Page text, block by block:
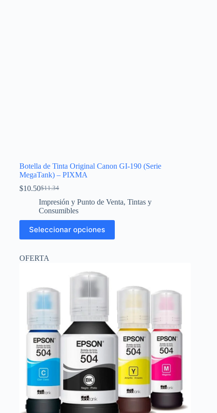
Botella de Tinta Original Canon GI-190 (Serie
MegaTank) – PIXMA
$11.34
El
precio
original
era:
$11.34.
$10.50El
precio
actual
es:
$10.50.
Impresión y Punto de Venta, Tintas y
Consumibles
Seleccionar opciones
Este
producto
tiene
variantes.
pueden
elegir
página
producto
OFERTA